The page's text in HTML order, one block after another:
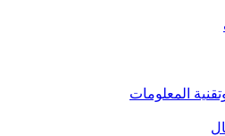
المعلومات